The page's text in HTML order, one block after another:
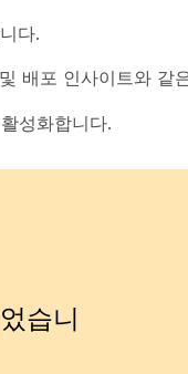
다.
배포 인사이트와 같
성화합니다.
습니